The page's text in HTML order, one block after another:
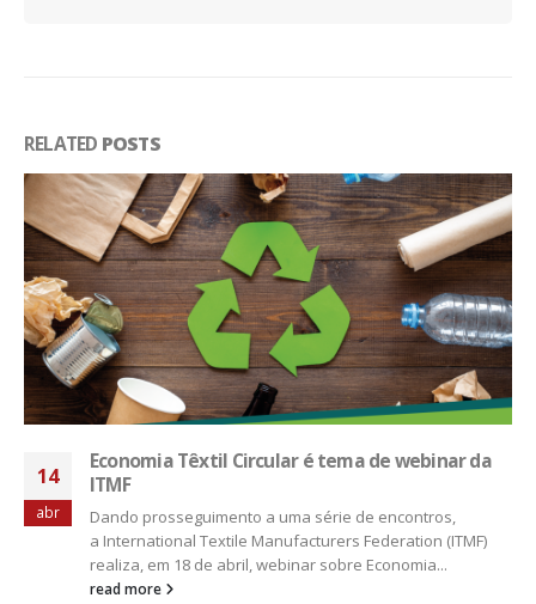
RELATED POSTS
14
abr
Economia Têxtil Circular é tema de webinar da
ITMF
Dando prosseguimento a uma série de encontros,
a International Textile Manufacturers Federation (ITMF)
realiza, em 18 de abril, webinar sobre Economia...
read more